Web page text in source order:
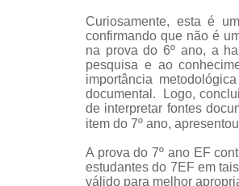
Curiosamente, esta é
confirmando que não é
na prova do 6º ano, a
pesquisa e ao
importância
documental. Logo,
de interpretar fontes
item do 7º ano,
A prova do 7º ano EF
estudantes do 7EF em
válido para melhor